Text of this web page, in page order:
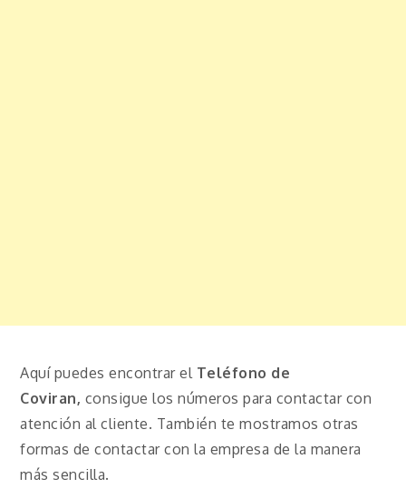
Aquí puedes encontrar el Teléfono de
Coviran, consigue los números para contactar con
atención al cliente. También te mostramos otras
formas de contactar con la empresa de la manera
más sencilla.